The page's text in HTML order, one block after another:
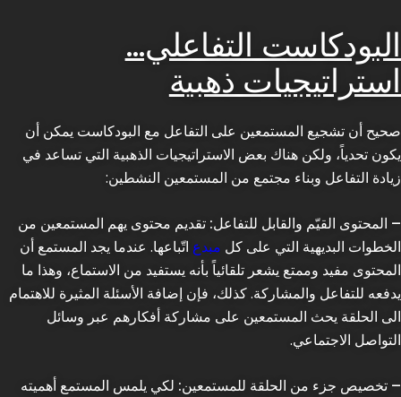
البودكاست التفاعلي…
استراتيجيات ذهبية
صحيح أن تشجيع المستمعين على التفاعل مع البودكاست يمكن أن
يكون تحدياً، ولكن هناك بعض الاستراتيجيات الذهبية التي تساعد في
زيادة التفاعل وبناء مجتمع من المستمعين النشطين:
– المحتوى القيّم والقابل للتفاعل: تقديم محتوى يهم المستمعين من
الخطوات البديهية التي على كل مبدع اتّباعها. عندما يجد المستمع أن
المحتوى مفيد وممتع يشعر تلقائياً بأنه يستفيد من الاستماع، وهذا ما
يدفعه للتفاعل والمشاركة. كذلك، فإن إضافة الأسئلة المثيرة للاهتمام
الى الحلقة يحث المستمعين على مشاركة أفكارهم عبر وسائل
التواصل الاجتماعي.
– تخصيص جزء من الحلقة للمستمعين: لكي يلمس المستمع أهميته